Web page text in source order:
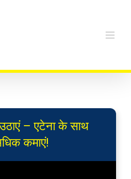
– एटेना के साथ
कमाएं!